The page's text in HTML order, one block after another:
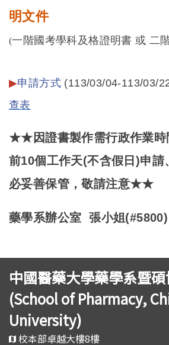
明文件
(一階國考學科及格證明書 或 二
▶申請方式 (113/03/04-113/
查表
★★因證書製作需行政作業時
前10個工作天(不含假日)申請
必妥善保管，敬請注意★★
藥學系辦公室 張小姐(#5800)
中國醫藥大學藥學系暨
(School of Pharmacy,
University)
校本部卓越大樓8樓